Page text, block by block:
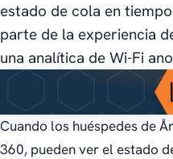
estado de cola en
parte de la experiencia
una analítica de Wi-Fi
Cuando los huéspedes de
360, pueden ver el estado